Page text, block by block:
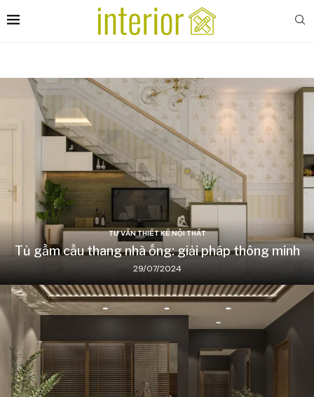
TƯ VẤN THIẾT KẾ NỘI THẤT
Tủ gầm cầu thang nhà ống: giải pháp thông minh
29/07/2024